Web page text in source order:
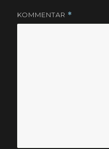
KOMMENTAR *